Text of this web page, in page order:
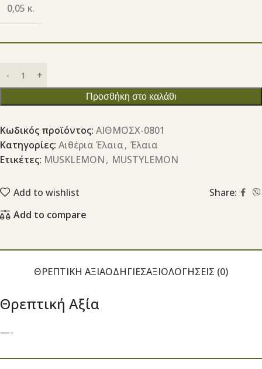
0,05 κ.
Προσθήκη στο καλάθι
Κωδικός προϊόντος: ΑΙΘΜΟΣΧ-0801
Κατηγορίες: Αιθέρια Έλαια, Έλαια
Ετικέτες: MUSKLEMON, MUSTYLEMON
Add to wishlist
Share:
Add to compare
ΘΡΕΠΤΙΚΉ ΑΞΊΑΟΔΗΓΊΕΣΑΞΙΟΛΟΓΉΣΕΙΣ (0)
Θρεπτική Αξία
—-